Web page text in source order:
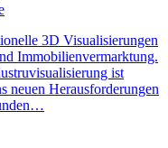
3D Visualisierungen
Immobilienvermarktung.
ist
neuen Herausforderungen